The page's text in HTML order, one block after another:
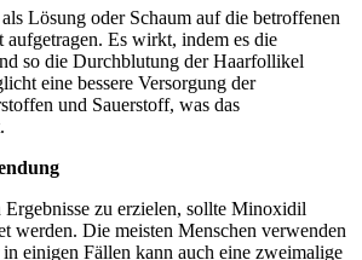
Lösung oder Schaum auf die betroffenen
Es wirkt, indem es die
so die Durchblutung der Haarfollikel
eine bessere Versorgung der
und Sauerstoff, was das
zu erzielen, sollte Minoxidil
werden. Die meisten Menschen verwenden
einigen Fällen kann auch eine zweimalige